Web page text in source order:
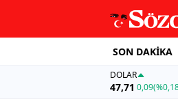
SON DAKİKA
DOLAR
47,71 0,09